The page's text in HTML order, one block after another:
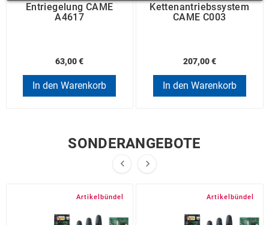
Entriegelung CAME
A4617
63,00 €
In den Warenkorb
Kettenantriebssystem
CAME C003
207,00 €
In den Warenkorb
SONDERANGEBOTE
 
Artikelbündel Artikelbündel